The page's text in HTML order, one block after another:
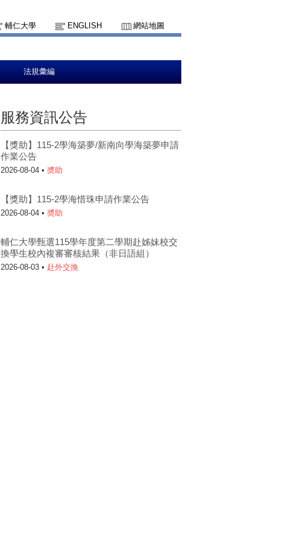
輔仁大學 ENGLISH 網站地圖
法規彙編
服務資訊公告
【獎助】115-2學海築夢/新南向學海築夢申請
作業公告
2026-08-04 • 奬助
【獎助】115-2學海惜珠申請作業公告
2026-08-04 • 奬助
輔仁大學甄選115學年度第二學期赴姊妹校交
換學生校內複審審核結果（非日語組）
2026-08-03 • 赴外交換